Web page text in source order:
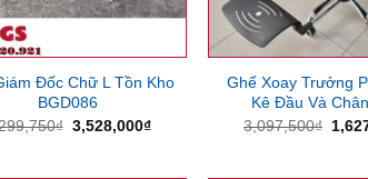
Đốc Chữ L Tồn Kho
BGD086
₫ Giá
3,528,000₫Giá
Ghế Xoay Trưởng
Kê Đầu Và
3,097,500₫ Giá